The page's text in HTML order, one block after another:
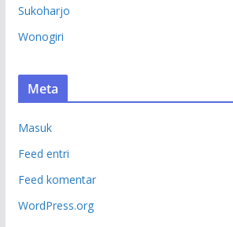
Sukoharjo
Wonogiri
Meta
Masuk
Feed entri
Feed komentar
WordPress.org